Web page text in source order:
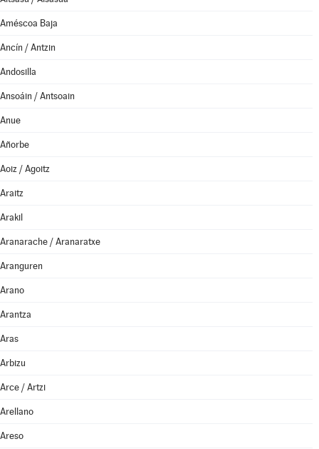
Améscoa Baja
Ancín / Antzin
Andosilla
Ansoáin / Antsoain
Anue
Añorbe
Aoiz / Agoitz
Araitz
Arakil
Aranarache / Aranaratxe
Aranguren
Arano
Arantza
Aras
Arbizu
Arce / Artzi
Arellano
Areso